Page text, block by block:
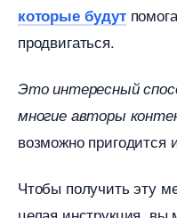
которые будут
продвигаться.
Это интересный
многие авторы
озможно пригодится
Чтобы получить эту